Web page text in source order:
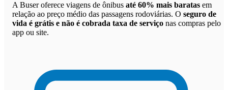
A Buser oferece viagens de ônibus até 60% mais baratas em
relação ao preço médio das passagens rodoviárias. O seguro de
vida é grátis e não é cobrada taxa de serviço nas compras pelo
app ou site.